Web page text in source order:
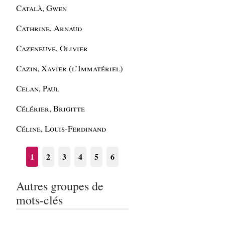
Català, Gwen
Cathrine, Arnaud
Cazeneuve, Olivier
Cazin, Xavier (l’Immatériel)
Celan, Paul
Célérier, Brigitte
Céline, Louis-Ferdinand
1 2 3 4 5 6
Autres groupes de
mots-clés